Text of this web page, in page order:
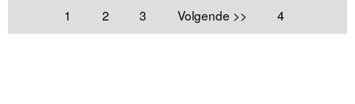
1 2 3 Volgende >> 4